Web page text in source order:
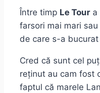
Între timp Le Tour a
farsori mai mari
de care s-a
Cred că sunt cel
reținut au cam fost
faptul că marele